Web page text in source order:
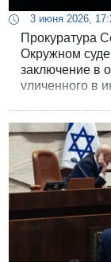
3 июня 2026,
Прокуратура
Окружном
заключение в
уличенного в
обширный
деяний и
наркотиками и
порнографии.